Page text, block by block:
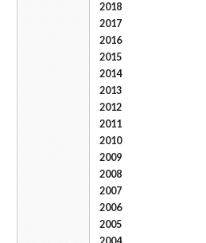
2018
2017
2016
2015
2014
2013
2012
2011
2010
2009
2008
2007
2006
2005